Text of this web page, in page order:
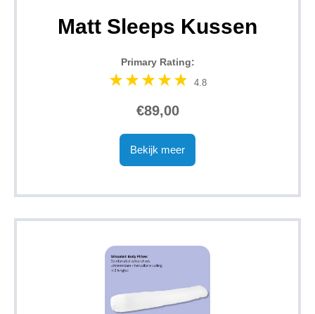
Matt Sleeps Kussen
Primary Rating:
4.8
€89,00
Bekijk meer